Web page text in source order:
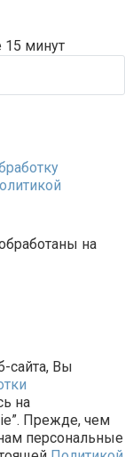
15 минут
на
сайта, Вы
на
Прежде, чем
персональные